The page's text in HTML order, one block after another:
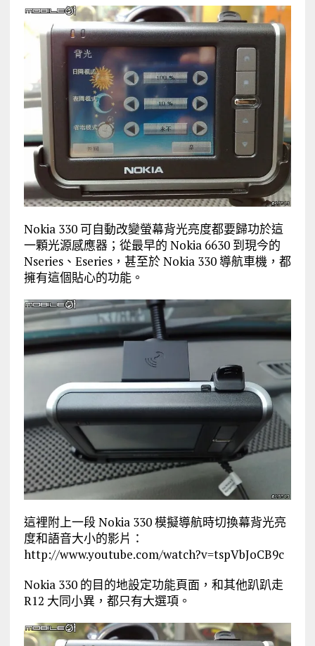
Nokia 330 可自動改變螢幕背光亮度都要歸功於這
一顆光源感應器；從最早的 Nokia 6630 到現今的
Nseries、Eseries，甚至於 Nokia 330 導航車機，都
擁有這個貼心的功能。
這裡附上一段 Nokia 330 模擬導航時切換幕背光亮
度和語音大小的影片：
http://www.youtube.com/watch?v=tspVbJoCB9c
Nokia 330 的目的地設定功能頁面，和其他趴趴走
R12 大同小異，都只有大選項。